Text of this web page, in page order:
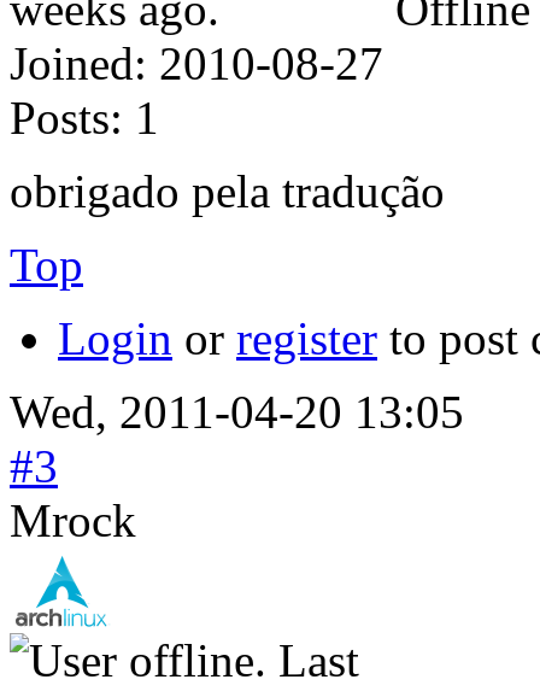
Joined: 2010-08-27
Posts: 1
obrigado pela tradução
Top
Login or register to post
Wed, 2011-04-20 13:05
#3
Mrock